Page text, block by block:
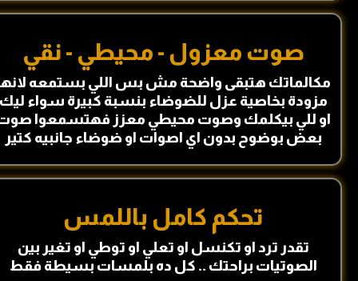
صوت معزول - محيطي - نقي
مكالماتك هتبقى واضحة مش بس اللي بستمعه
مزودة بخاصية عزل للضوضاء بنسبة كبيرة سواء
او للي بيكلمك وصوت محيطي معزز فهتسمعوا
بعض بوضوح بدون اي اصوات او ضوضاء جانبيه كتير
تحكم كامل باللمس
تقدر ترد او تكنسل او تعلي او توطي او تغير بين
الصوتيات براحتك .. كل ده بلمسات بسيطة فقط